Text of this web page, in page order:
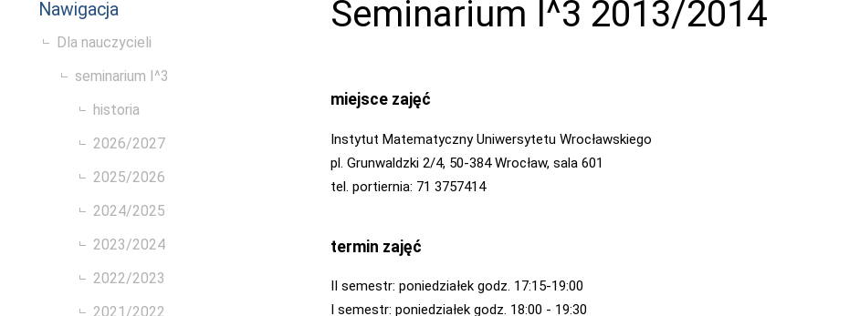
Nawigacja
Dla nauczycieli
seminarium I^3
historia
2026/2027
2025/2026
2024/2025
2023/2024
2022/2023
2021/2022
Seminarium I^3 2013/2014
miejsce zajęć
Instytut Matematyczny Uniwersytetu Wrocławskiego
pl. Grunwaldzki 2/4, 50-384 Wrocław, sala 601
tel. portiernia: 71 3757414
termin zajęć
II semestr: poniedziałek godz. 17:15-19:00
I semestr: poniedziałek godz. 18:00 - 19:30